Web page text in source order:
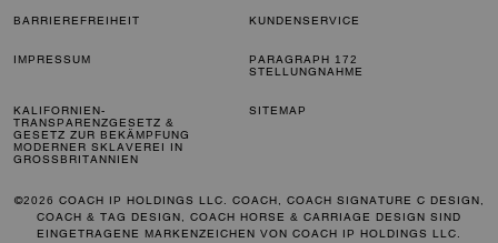
BARRIEREFREIHEIT KUNDENSERVICE
IMPRESSUM
PARAGRAPH 172
STELLUNGNAHME
KALIFORNIEN-
TRANSPARENZGESETZ &
GESETZ ZUR BEKÄMPFUNG
MODERNER SKLAVEREI IN
GROSSBRITANNIEN
SITEMAP
©2026 COACH IP HOLDINGS LLC. COACH, COACH SIGNATURE C DESIGN,
COACH & TAG DESIGN, COACH HORSE & CARRIAGE DESIGN SIND
EINGETRAGENE MARKENZEICHEN VON COACH IP HOLDINGS LLC.